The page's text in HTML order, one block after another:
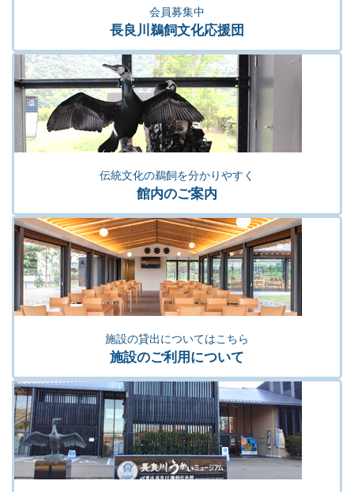
会員募集中
長良川鵜飼文化応援団
伝統文化の鵜飼を分かりやすく
館内のご案内
施設の貸出についてはこちら
施設のご利用について